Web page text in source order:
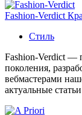
Fashion-Verdict
Стиль
Fashion-Verdict —
поколения,
вебмастерами
актуальные